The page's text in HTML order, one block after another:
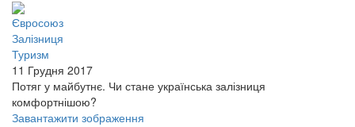
Євросоюз
Залізниця
Туризм
11 Грудня 2017
Потяг у майбутнє. Чи стане українська залізниця
комфортнішою?
Завантажити зображення